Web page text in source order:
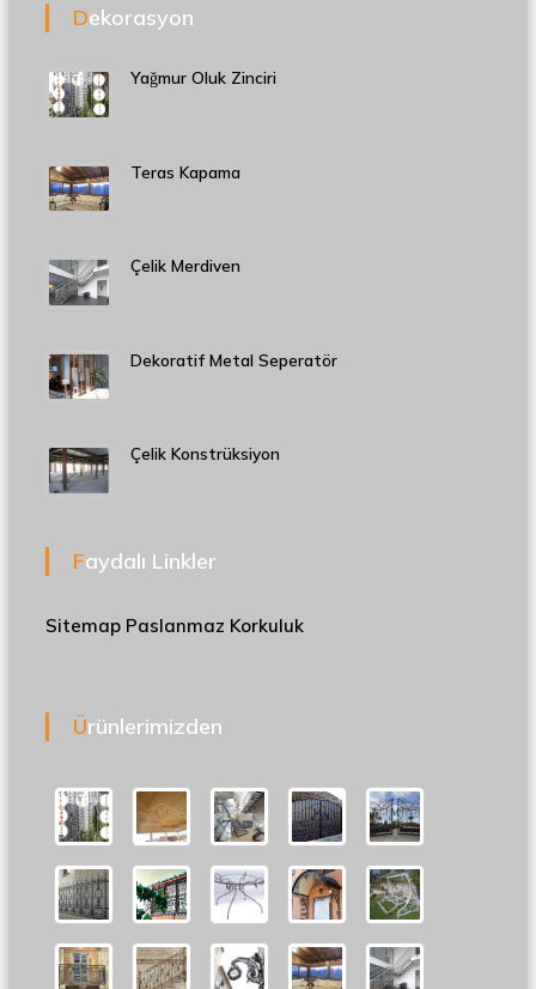
Dekorasyon
Yağmur Oluk Zinciri
Teras Kapama
Çelik Merdiven
Dekoratif Metal Seperatör
Çelik Konstrüksiyon
Faydalı Linkler
Sitemap Paslanmaz Korkuluk
Ürünlerimizden